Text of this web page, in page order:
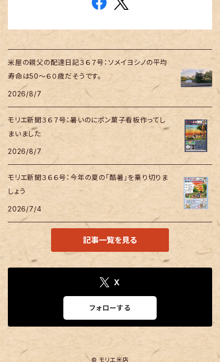
米屋の親父の配達日記３６７号：ソメイヨシノの平均
寿命は50～６０歳だそうです。
2026/8/7
モリエ新聞３６７号：暑いのにポン菓子看板作ってし
まいました
2026/8/7
モリエ新聞３６６号：今年の夏の「酷暑」を乗り切りま
しょう
2026/7/4
記事一覧を見る
X
フォローする
© モリエ米店